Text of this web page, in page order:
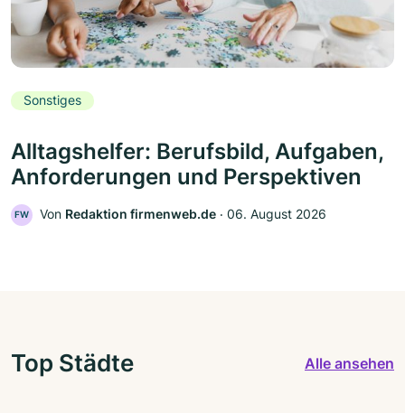
Sonstiges
Alltagshelfer: Berufsbild, Aufgaben,
Anforderungen und Perspektiven
FW Von Redaktion firmenweb.de ‧ 06. August 2026
Top Städte Alle ansehen